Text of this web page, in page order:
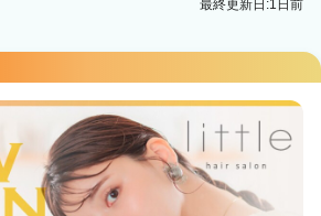
最終更新日:1日前